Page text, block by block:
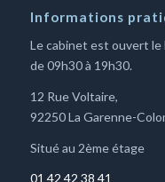
Informations
Le cabinet est ouvert le
de 09h30 à 19h30.
12 Rue Voltaire,
92250 La Garenne-
Situé au 2ème étage
01 42 42 38 41